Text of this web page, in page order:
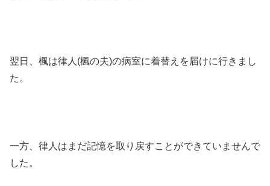
翌日、楓は律人(楓の夫)の病室に着替えを届けに行きまし
た。
一方、律人はまだ記憶を取り戻すことができていませんで
した。